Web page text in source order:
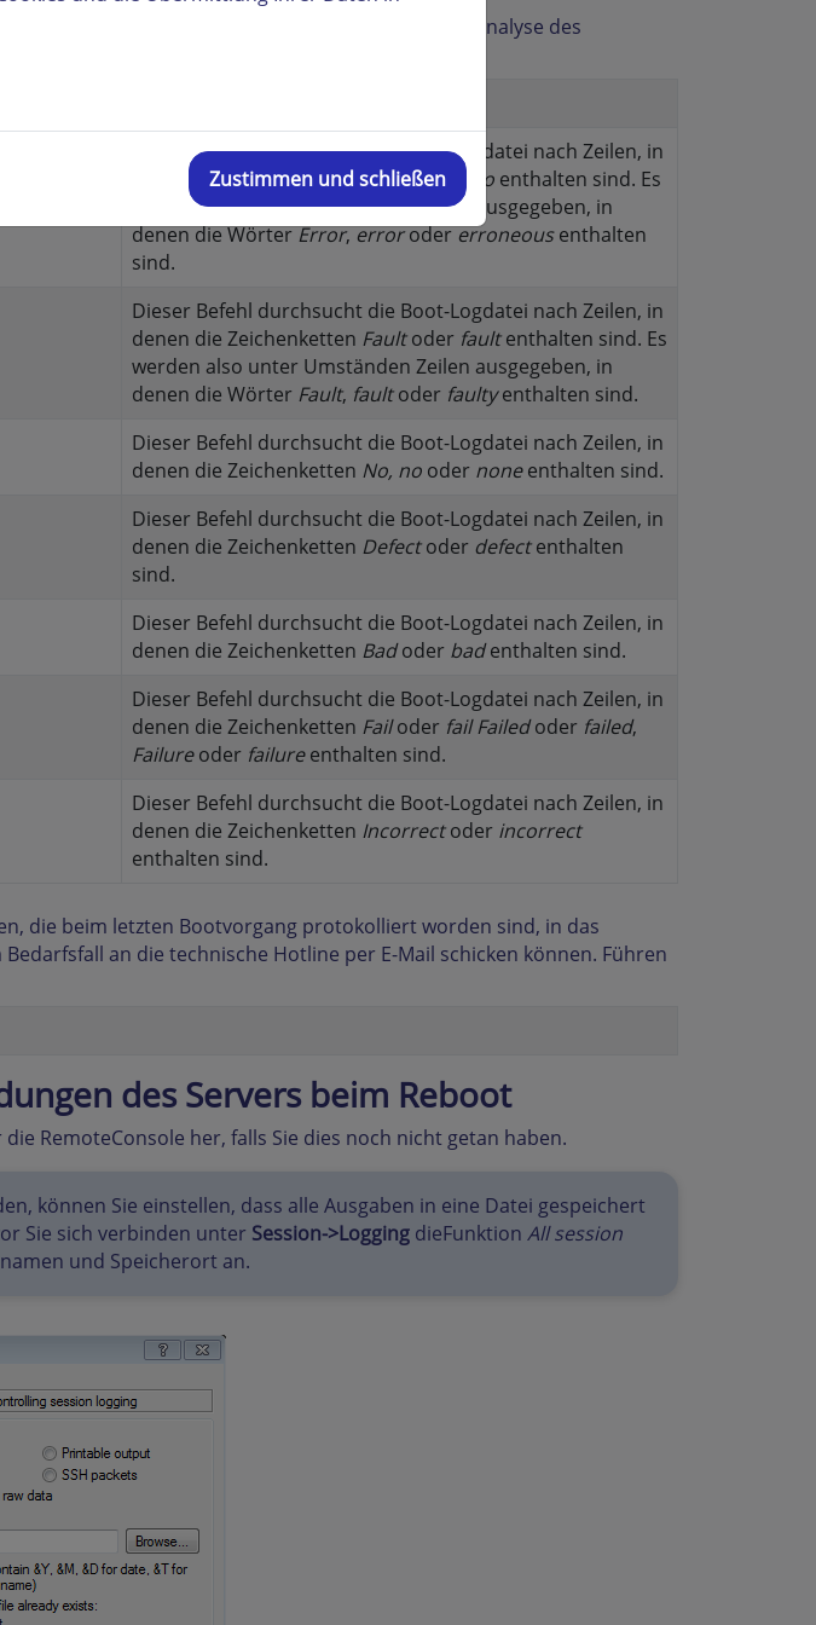
Suchwörtergefunden wurden, sind für die Analyse des
zu ziehen.
Dieser Befehl durchsucht die Boot-Logdatei nach Zeilen, in
denen die ZeichenkettenErrooder erro enthalten sind. Es
werden also unter Umständen Zeilen ausgegeben, in
denen die WörterError,errorodererroneousenthalten
sind.
Dieser Befehl durchsucht die Boot-Logdatei nach Zeilen, in
denen die Zeichenketten Faultoder faultenthalten sind. Es
werden also unter Umständen Zeilen ausgegeben, in
denen die Wörter Fault, faultoder faultyenthalten sind.
Dieser Befehl durchsucht die Boot-Logdatei nach Zeilen, in
denen die Zeichenketten No, no oder noneenthalten sind.
Dieser Befehl durchsucht die Boot-Logdatei nach Zeilen, in
denen die Zeichenketten Defectoder defectenthalten
sind.
Dieser Befehl durchsucht die Boot-Logdatei nach Zeilen, in
denen die Zeichenketten Badoder badenthalten sind.
Dieser Befehl durchsucht die Boot-Logdatei nach Zeilen, in
denen die Zeichenketten Failoder failFailedoder failed,
Failureoder failureenthalten sind.
Dieser Befehl durchsucht die Boot-Logdatei nach Zeilen, in
denen die Zeichenketten Incorrectoder incorrect
enthalten sind.
die beim letzten Bootvorgang protokolliert worden sind, in das
Bedarfsfall an die technische Hotline per E-Mail schicken können. Führen
des Servers beim Reboot
RemoteConsole her, falls Sie dies noch nicht getan haben.
können Sie einstellen, dass alle Ausgaben in eine Datei gespeichert
Sie sich verbinden unter Session->Logging dieFunktionAll session
und Speicherort an.
Zustimmen und schließen